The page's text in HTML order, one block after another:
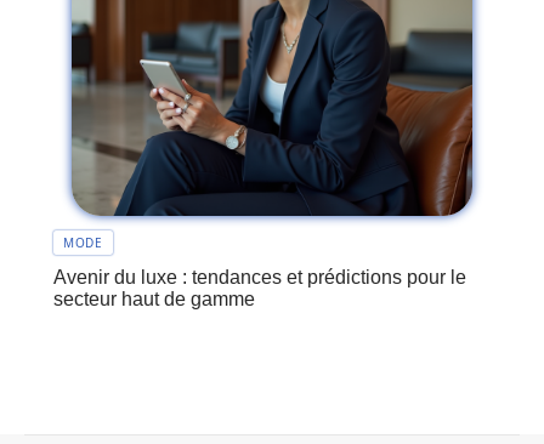
MODE
Avenir du luxe : tendances et prédictions pour le
secteur haut de gamme